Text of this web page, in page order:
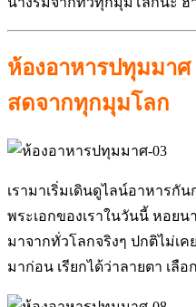
ห้องอาหารปทุมมา
สดจากทุกมุมโลก
เรามาเริ่มเดินดูไลน์อาหารกั
พระเอกของเราในวันนี้ หอย
มาจากทั่วโลกจริงๆ ปกติไม่เ
มาก่อน เรียกได้ว่าลายตา เลือ